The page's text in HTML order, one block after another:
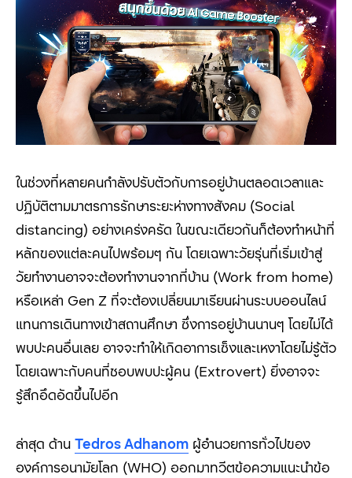
ในช่วงที่หลายคนกำลังปรับตัวกับการอยู่บ้านตลอดเวลาและ
ปฏิบัติตามมาตรการรักษาระยะห่างทางสังคม (Social
distancing) อย่างเคร่งครัด ในขณะเดียวกันก็ต้องทำหน้าที่
หลักของแต่ละคนไปพร้อมๆ กัน โดยเฉพาะวัยรุ่นที่เริ่มเข้าสู่
วัยทำงานอาจจะต้องทำงานจากที่บ้าน (Work from home)
หรือเหล่า Gen Z ที่จะต้องเปลี่ยนมาเรียนผ่านระบบออนไลน์
แทนการเดินทางเข้าสถานศึกษา ซึ่งการอยู่บ้านนานๆ โดยไม่ได้
พบปะคนอื่นเลย อาจจะทำให้เกิดอาการเซ็งและเหงาโดยไม่รู้ตัว
โดยเฉพาะกับคนที่ชอบพบปะผู้คน (Extrovert) ยิ่งอาจจะ
รู้สึกอึดอัดขึ้นไปอีก
ล่าสุด ด้าน Tedros Adhanom ผู้อำนวยการทั่วไปของ
องค์การอนามัยโลก (WHO) ออกมาทวีตข้อความแนะนำข้อ